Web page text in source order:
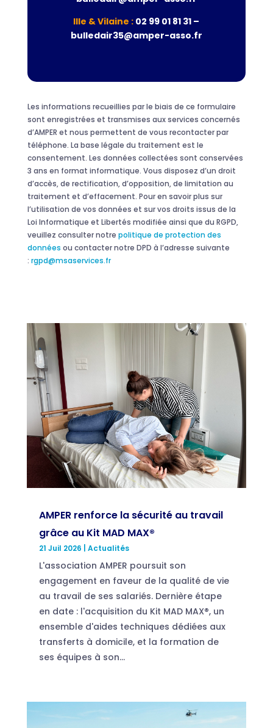
Ille & Vilaine : 02 99 01 81 31 –
bulledair35@amper-asso.fr
Les informations recueillies par le biais de ce formulaire
sont enregistrées et transmises aux services concernés
d’AMPER et nous permettent de vous recontacter par
téléphone. La base légale du traitement est le
consentement. Les données collectées sont conservées
3 ans en format informatique. Vous disposez d’un droit
d’accès, de rectification, d’opposition, de limitation au
traitement et d’effacement. Pour en savoir plus sur
l’utilisation de vos données et sur vos droits issus de la
Loi Informatique et Libertés modifiée ainsi que du RGPD,
veuillez consulter notre politique de protection des
données ou contacter notre DPD à l’adresse suivante
: rgpd@msaservices.fr
AMPER renforce la sécurité au travail
grâce au Kit MAD MAX®
21 Juil 2026 Actualités
L'association AMPER poursuit son
engagement en faveur de la qualité de vie
au travail de ses salariés. Dernière étape
en date : l'acquisition du Kit MAD MAX®, un
ensemble d'aides techniques dédiées aux
transferts à domicile, et la formation de
ses équipes à son...